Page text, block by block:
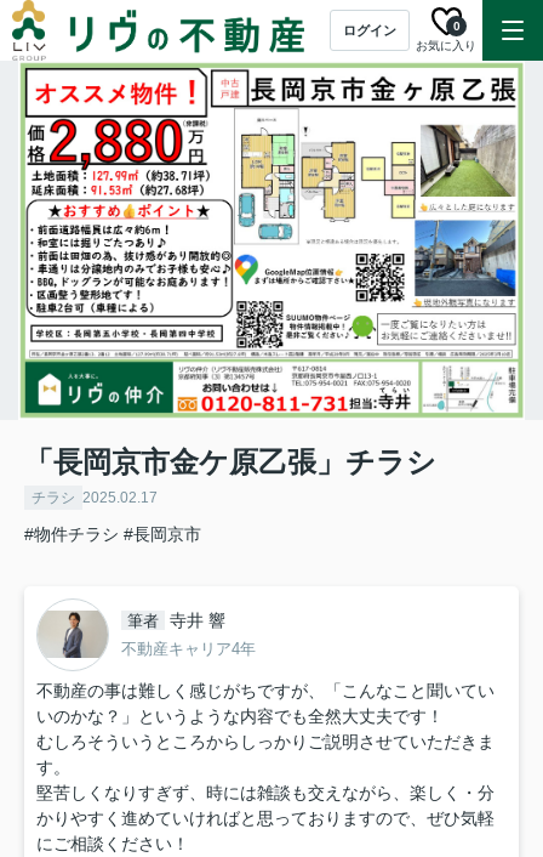
ログイン
お気に入り
0
「長岡京市金ケ原乙張」チラシ
チラシ 2025.02.17
#物件チラシ #長岡京市
筆者 寺井 響
不動産キャリア4年
不動産の事は難しく感じがちですが、「こんなこと聞いてい
いのかな？」というような内容でも全然大丈夫です！
むしろそういうところからしっかりご説明させていただきま
す。
堅苦しくなりすぎず、時には雑談も交えながら、楽しく・分
かりやすく進めていければと思っておりますので、ぜひ気軽
にご相談ください！